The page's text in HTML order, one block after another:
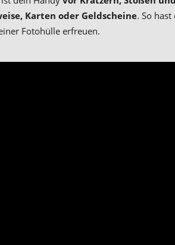
Karten oder Geldscheine. So
Fotohülle erfreuen.